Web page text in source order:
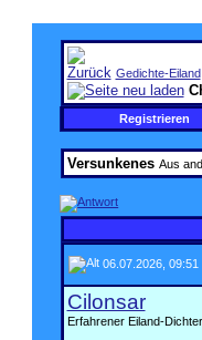
Gedichte-Eiland
Registrieren
Versunkenes Aus
06.07.2026, 09:51
Cilonsar
Erfahrener Eiland-Dichter